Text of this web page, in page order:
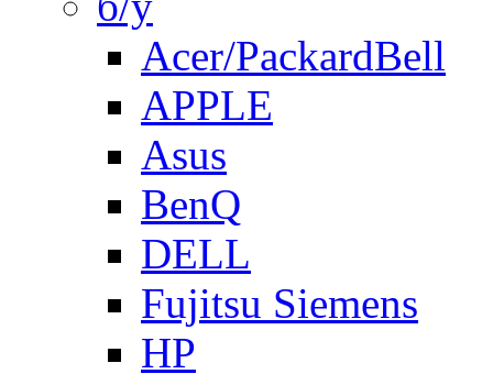
Acer/PackardBell
APPLE
Asus
BenQ
DELL
Fujitsu Siemens
HP